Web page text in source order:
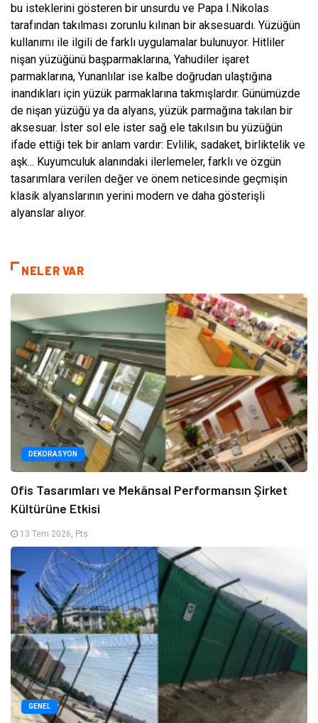
bu isteklerini gösteren bir unsurdu ve Papa I.Nikolas
tarafından takılması zorunlu kılınan bir aksesuardı. Yüzüğün
kullanımı ile ilgili de farklı uygulamalar bulunuyor. Hitliler
nişan yüzüğünü başparmaklarına, Yahudiler işaret
parmaklarına, Yunanlılar ise kalbe doğrudan ulaştığına
inandıkları için yüzük parmaklarına takmışlardır. Günümüzde
de nişan yüzüğü ya da alyans, yüzük parmağına takılan bir
aksesuar. İster sol ele ister sağ ele takılsın bu yüzüğün
ifade ettiği tek bir anlam vardır: Evlilik, sadaket, birliktelik ve
aşk... Kuyumculuk alanındaki ilerlemeler, farklı ve özgün
tasarımlara verilen değer ve önem neticesinde geçmişin
klasik alyanslarının yerini modern ve daha gösterişli
alyanslar alıyor.
NELER VAR
DEKORASYON
Ofis Tasarımları ve Mekânsal Performansın Şirket
Kültürüne Etkisi
13 Tem 2026, Pts
GENEL